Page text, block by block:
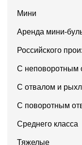
Мини
Аренда мини-
Российского
С неповоротным
С отвалом и
С поворотным
Среднего класса
Тяжелые